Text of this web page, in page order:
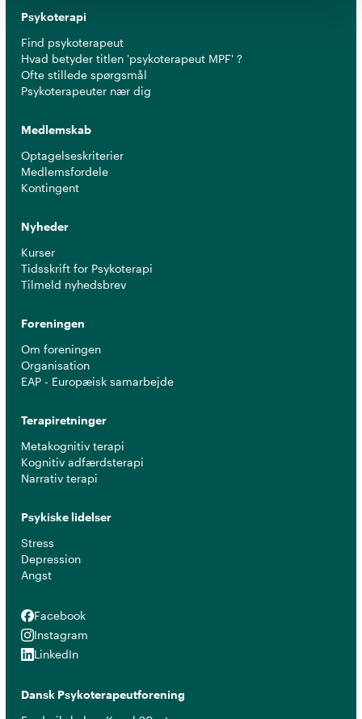
Psykoterapi
Find psykoterapeut
Hvad betyder titlen 'psykoterapeut MPF' ?
Ofte stillede spørgsmål
Psykoterapeuter nær dig
Medlemskab
Optagelseskriterier
Medlemsfordele
Kontingent
Nyheder
Kurser
Tidsskrift for Psykoterapi
Tilmeld nyhedsbrev
Foreningen
Om foreningen
Organisation
EAP - Europæisk samarbejde
Terapiretninger
Metakognitiv terapi
Kognitiv adfærdsterapi
Narrativ terapi
Psykiske lidelser
Stress
Depression
Angst
Facebook
Facebook
Instagram
Instagram
LinkedIn
LinkedIn
Dansk Psykoterapeutforening